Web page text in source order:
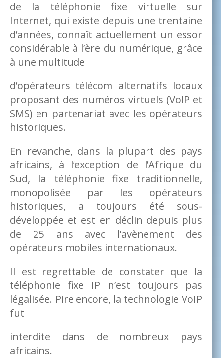
de la téléphonie fixe virtuelle sur
Internet, qui existe depuis une trentaine
d’années, connaît actuellement un essor
considérable à l’ère du numérique, grâce
à une multitude
d’opérateurs télécom alternatifs locaux
proposant des numéros virtuels (VoIP et
SMS) en partenariat avec les opérateurs
historiques.
En revanche, dans la plupart des pays
africains, à l’exception de l’Afrique du
Sud, la téléphonie fixe traditionnelle,
monopolisée par les opérateurs
historiques, a toujours été sous-
développée et est en déclin depuis plus
de 25 ans avec l’avènement des
opérateurs mobiles internationaux.
Il est regrettable de constater que la
téléphonie fixe IP n’est toujours pas
légalisée. Pire encore, la technologie VoIP
fut
interdite dans de nombreux pays
africains.